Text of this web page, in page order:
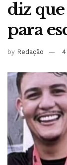
diz
para
by Redação